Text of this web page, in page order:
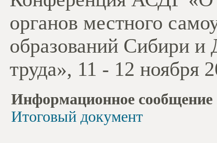
органов местного
образований Сибири и
труда», 11 - 12 ноября
Информационное сообщение
Итоговый документ